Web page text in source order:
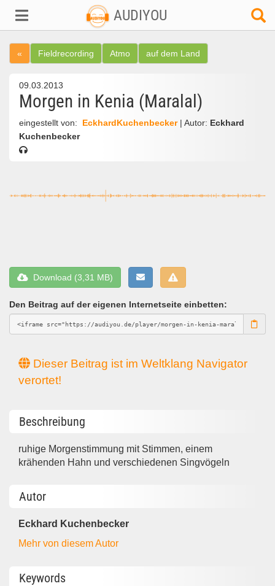
AUDIYOU
« Fieldrecording Atmo auf dem Land
09.03.2013
Morgen in Kenia (Maralal)
eingestellt von: EckhardKuchenbecker | Autor: Eckhard
Kuchenbecker
Download (3,31 MB)
Den Beitrag auf der eigenen Internetseite einbetten:
Dieser Beitrag ist im Weltklang Navigator
verortet!
Beschreibung
ruhige Morgenstimmung mit Stimmen, einem
krähenden Hahn und verschiedenen Singvögeln
Autor
Eckhard Kuchenbecker
Mehr von diesem Autor
Keywords